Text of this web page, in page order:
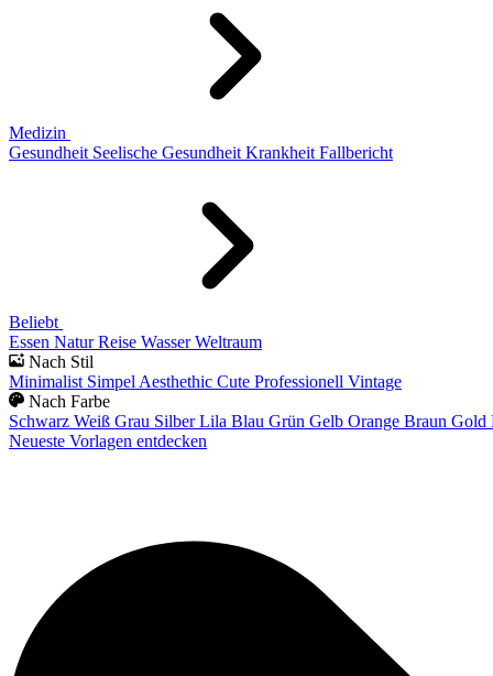
Medizin
Gesundheit Seelische Gesundheit Krankheit Fallbericht
Beliebt
Essen Natur Reise Wasser Weltraum
Nach Stil
Minimalist Simpel Aesthethic Cute Professionell Vintage
Nach Farbe
Schwarz Weiß Grau Silber Lila Blau Grün Gelb Orange Braun Gold
Neueste Vorlagen entdecken